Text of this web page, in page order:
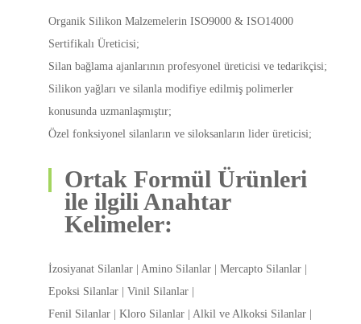
Organik Silikon Malzemelerin ISO9000 & ISO14000
Sertifikalı Üreticisi;
Silan bağlama ajanlarının profesyonel üreticisi ve tedarikçisi;
Silikon yağları ve silanla modifiye edilmiş polimerler
konusunda uzmanlaşmıştır;
Özel fonksiyonel silanların ve siloksanların lider üreticisi;
Ortak Formül Ürünleri
ile ilgili Anahtar
Kelimeler:
İzosiyanat Silanlar | Amino Silanlar | Mercapto Silanlar |
Epoksi Silanlar | Vinil Silanlar |
Fenil Silanlar | Kloro Silanlar | Alkil ve Alkoksi Silanlar |